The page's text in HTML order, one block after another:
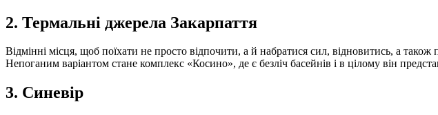
2. Термальні джерела Закарпаття
Відмінні місця, щоб поїхати не просто відпочити, а й набратися сил, відновитись, а
Непоганим варіантом стане комплекс «Косино», де є безліч басейнів і в цілому він
3. Синевір